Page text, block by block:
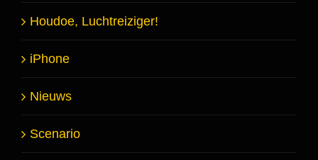
Houdoe, Luchtreiziger!
iPhone
Nieuws
Scenario